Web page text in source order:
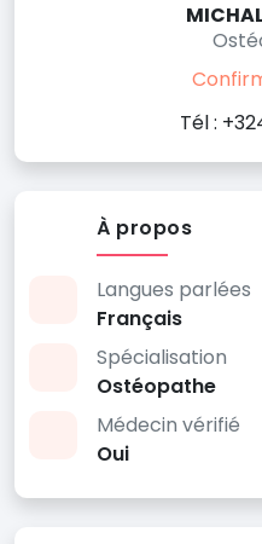
Tél :
À propos
Langues parlées
Français
Spécialisation
Ostéopathe
Médecin vérifié
Oui